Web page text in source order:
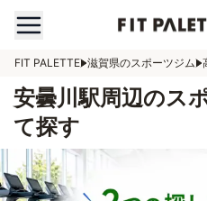
FIT PALETTE 滋賀県のスポーツジム
安曇川駅周辺のス
て探す